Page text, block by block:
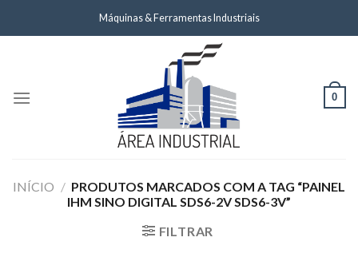
Máquinas & Ferramentas Industriais
0
INÍCIO / PRODUTOS MARCADOS COM A TAG “PAINEL
IHM SINO DIGITAL SDS6-2V SDS6-3V”
FILTRAR